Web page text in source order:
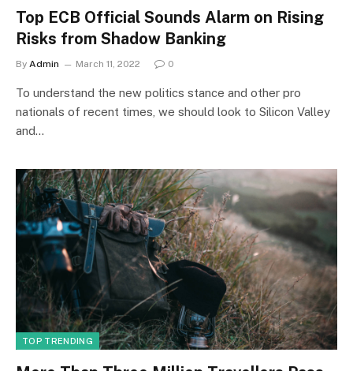
Top ECB Official Sounds Alarm on Rising
Risks from Shadow Banking
By Admin March 11, 2022 0
To understand the new politics stance and other pro
nationals of recent times, we should look to Silicon Valley
and…
TOP TRENDING